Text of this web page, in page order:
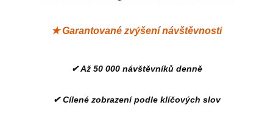
★ Garantované zvýšení návštěvnosti
✔ Až 50 000 návštěvníků denně
✔ Cílené zobrazení podle klíčových slov